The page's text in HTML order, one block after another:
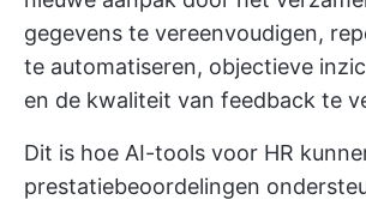
gegevens te vereenvoudigen,
te automatiseren, objectieve
en de kwaliteit van feedback te
Dit is hoe AI-tools voor HR
prestatiebeoordelingen